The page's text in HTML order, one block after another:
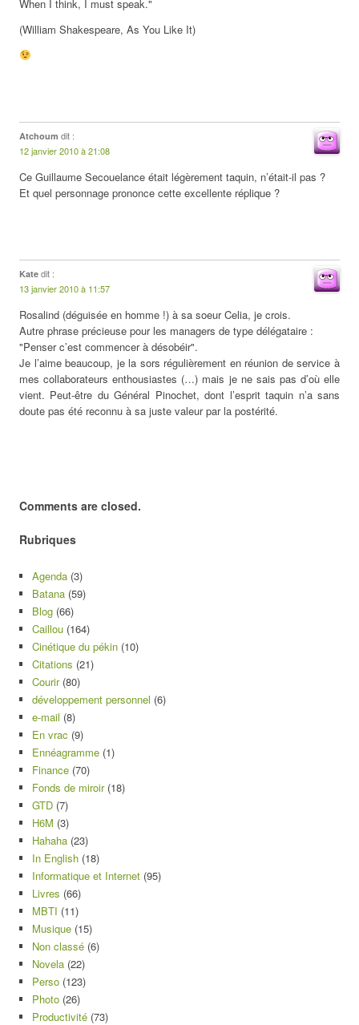
When I think, I must speak."
(William Shakespeare, As You Like It)
Atchoum dit :
12 janvier 2010 à 21:08
Ce Guillaume Secouelance était légèrement taquin, n’était-il pas ?
Et quel personnage prononce cette excellente réplique ?
Kate dit :
13 janvier 2010 à 11:57
Rosalind (déguisée en homme !) à sa soeur Celia, je crois.
Autre phrase précieuse pour les managers de type délégataire :
"Penser c’est commencer à désobéir".
Je l’aime beaucoup, je la sors régulièrement en réunion de service à
mes collaborateurs enthousiastes (…) mais je ne sais pas d’où elle
vient. Peut-être du Général Pinochet, dont l’esprit taquin n’a sans
doute pas été reconnu à sa juste valeur par la postérité.
Comments are closed.
Rubriques
Agenda (3)
Batana (59)
Blog (66)
Caillou (164)
Cinétique du pékin (10)
Citations (21)
Courir(80)
développement personnel (6)
e-mail (8)
En vrac (9)
Ennéagramme (1)
Finance (70)
Fonds de miroir(18)
GTD (7)
H6M (3)
Hahaha (23)
In English (18)
Informatique et Internet (95)
Livres (66)
MBTI (11)
Musique (15)
Non classé (6)
Novela (22)
Perso (123)
Photo (26)
Productivité (73)